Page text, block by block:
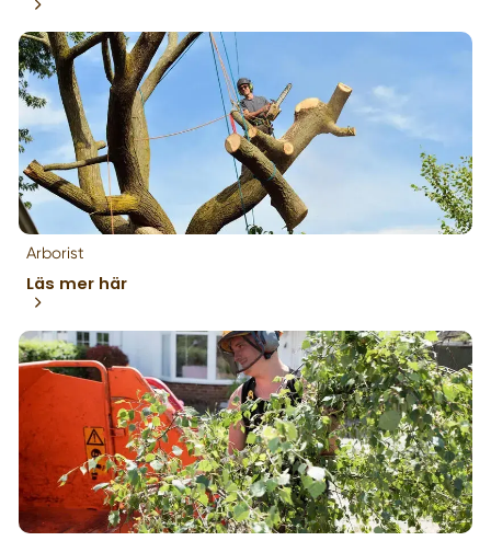
Arborist
Läs mer här